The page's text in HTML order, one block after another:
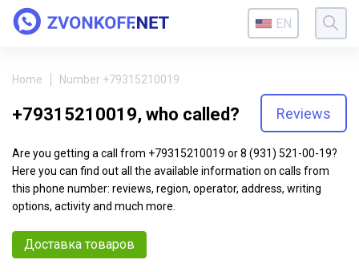
EN
Home Number +79315210019
+79315210019, who called? Reviews
Are you getting a call from +79315210019 or 8 (931) 521-00-19?
Here you can find out all the available information on calls from
this phone number: reviews, region, operator, address, writing
options, activity and much more.
Доставка товаров